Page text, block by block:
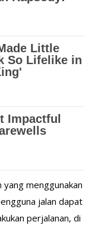
yang menggunakan
jalan dapat
perjalanan, di